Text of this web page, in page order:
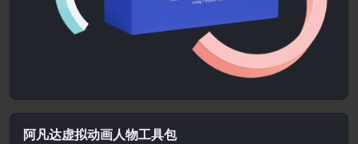
阿凡达虚拟动画人物工具包